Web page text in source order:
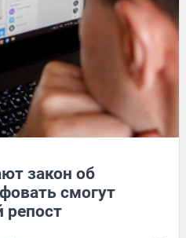
закон об
смогут
репост